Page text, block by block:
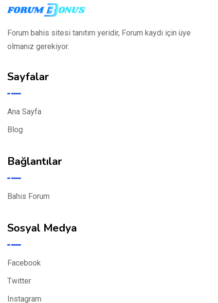
Forum bahis sitesi tanıtım yeridir, Forum kaydı için üye
olmanız gerekiyor.
Sayfalar
Ana Sayfa
Blog
Bağlantılar
Bahis Forum
Sosyal Medya
Facebook
Twitter
Instagram